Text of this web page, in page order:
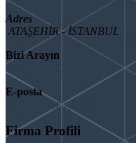
Adres
ATAŞEHİR - İSTANBUL
Bizi Arayın
E-posta
info@binaguclendir.com
Firma Profili